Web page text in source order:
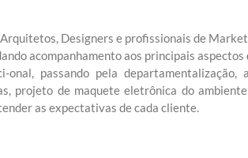
Designers e profissionais de
acompanhamento aos principais
onal, passando pela
projeto de maquete eletrônica do
as expectativas de cada cliente.